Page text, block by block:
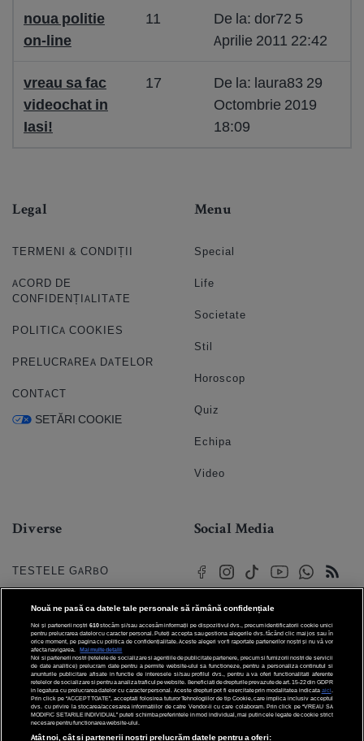
noua politie
on-line
11
De la: dor72 5
Aprilie 2011 22:42
vreau sa fac
videochat in
Iasi!
17
De la: laura83 29
Octombrie 2019
18:09
Legal
TERMENI & CONDIȚII
ACORD DE
CONFIDENȚIALITATE
POLITICA COOKIES
PRELUCRAREA DATELOR
CONTACT
SETĂRI COOKIE
Menu
Special
Life
Societate
Stil
Horoscop
Quiz
Echipa
Video
Diverse
TESTELE GARBO
HOROSCOP
HOROSCOPUL IUBIRII
FORUMURI
TRATAMENTE NATURISTE
DICTIONARE NUME
Social Media
© 2026 Internet Corp SRL
Toate drepturile rezervate
Nouă ne pasă ca datele tale personale să rămână confidențiale
Noi și partenerii noștri 610stocăm și/sau accesăm informații pe dispozitivul dvs., precum identificatorii cookie unici
pentru prelucrarea datelor cu caracter personal. Puteți accepta sau gestiona alegerile dvs. făcând clic mai jos sau în
orice moment, pe pagina cu politica de confidențialitate. Aceste alegeri vor fi raportate partenerilor noștri și nu vă vor
afecta navigarea.
Mai multe detalii
Noi si partenerii nostri (retelele de socializare si agentiile de publicitate partenere, precum si furnizorii nostri de servicii
de date analitice) prelucram date pentru a permite website-ului sa functioneze, pentru a personaliza continutul si
anunturile publicitare afisate in functie de interesele si/sau profilul dvs., pentru a va oferi functionalitati aferente
retelelor de socializare si pentru a analiza traficul pe website. Beneficiati de drepturile prevazute de art. 15-22 din GDPR
in legatura cu prelucrarea datelor cu caracter personal. Aceste drepturi pot fi exercitate prin modalitatea indicata aici
Prin click pe “ACCEPT TOATE”, acceptati folosirea tuturor Tehnologiilor de tip Cookie, care implica inclusiv acceptul
dvs. cu privire la stocarea/accesarea informatiilor de catre Vendor-ii cu care colaboram. Prin click pe “VREAU SA
MODIFIC SETARILE INDIVIDUAL” puteti schimba preferintele in mod individual, mai putin cele legate de cookie strict
necesare pentru functionarea website-ului.
Atât noi, cât și partenerii noștri prelucrăm datele pentru a oferi: